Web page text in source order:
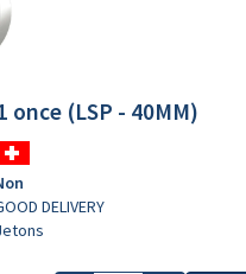
once (LSP - 40MM)
DELIVERY